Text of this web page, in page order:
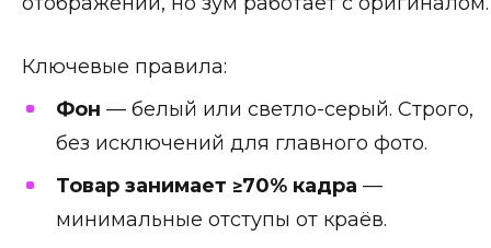
Ключевые правила:
Фон — белый или светло-серый. Строго,
без исключений для главного фото.
Товар занимает ≥70% кадра —
минимальные отступы от краёв.